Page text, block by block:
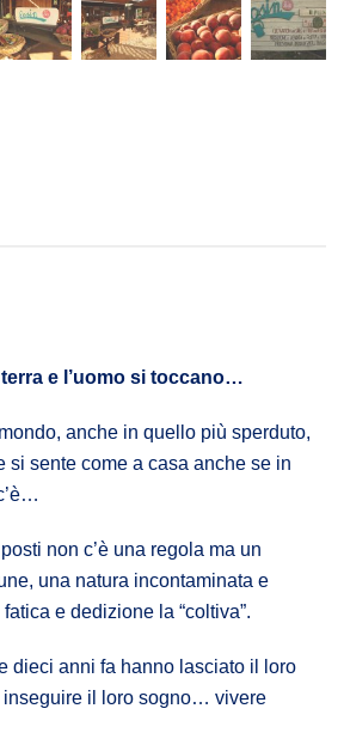
e l’uomo si toccano…
anche in quello più sperduto,
si sente come a casa anche se in
non c’è una regola ma un
una natura incontaminata e
fatica e dedizione la “coltiva”.
dieci anni fa hanno lasciato il loro
inseguire il loro sogno… vivere